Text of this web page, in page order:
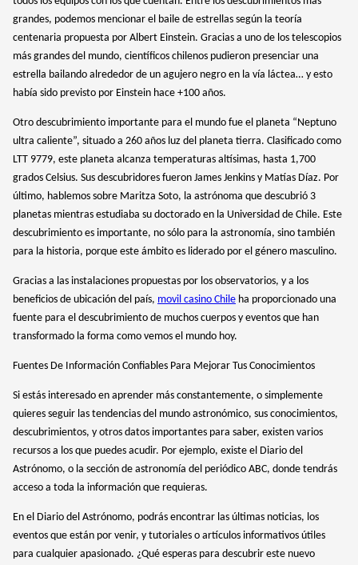
grandes, podemos mencionar el baile de estrellas según la teoría
centenaria propuesta por Albert Einstein. Gracias a uno de los telescopios
más grandes del mundo, científicos chilenos pudieron presenciar una
estrella bailando alrededor de un agujero negro en la vía láctea… y esto
había sido previsto por Einstein hace +100 años.
Otro descubrimiento importante para el mundo fue el planeta “Neptuno
ultra caliente”, situado a 260 años luz del planeta tierra. Clasificado como
LTT 9779, este planeta alcanza temperaturas altísimas, hasta 1,700
grados Celsius. Sus descubridores fueron James Jenkins y Matías Díaz. Por
último, hablemos sobre Maritza Soto, la astrónoma que descubrió 3
planetas mientras estudiaba su doctorado en la Universidad de Chile. Este
descubrimiento es importante, no sólo para la astronomía, sino también
para la historia, porque este ámbito es liderado por el género masculino.
Gracias a las instalaciones propuestas por los observatorios, y a los
beneficios de ubicación del país, movil casino Chile ha proporcionado una
fuente para el descubrimiento de muchos cuerpos y eventos que han
transformado la forma como vemos el mundo hoy.
Fuentes De Información Confiables Para Mejorar Tus Conocimientos
Si estás interesado en aprender más constantemente, o simplemente
quieres seguir las tendencias del mundo astronómico, sus conocimientos,
descubrimientos, y otros datos importantes para saber, existen varios
recursos a los que puedes acudir. Por ejemplo, existe el Diario del
Astrónomo, o la sección de astronomía del periódico ABC, donde tendrás
acceso a toda la información que requieras.
En el Diario del Astrónomo, podrás encontrar las últimas noticias, los
eventos que están por venir, y tutoriales o artículos informativos útiles
para cualquier apasionado. ¿Qué esperas para descubrir este nuevo